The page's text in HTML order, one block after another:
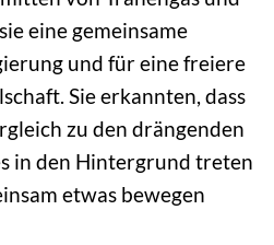
eine gemeinsame
und für eine freiere
Sie erkannten, dass
zu den drängenden
in den Hintergrund treten
etwas bewegen